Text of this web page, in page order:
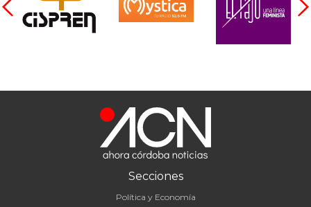
Secciones
Política y Economía